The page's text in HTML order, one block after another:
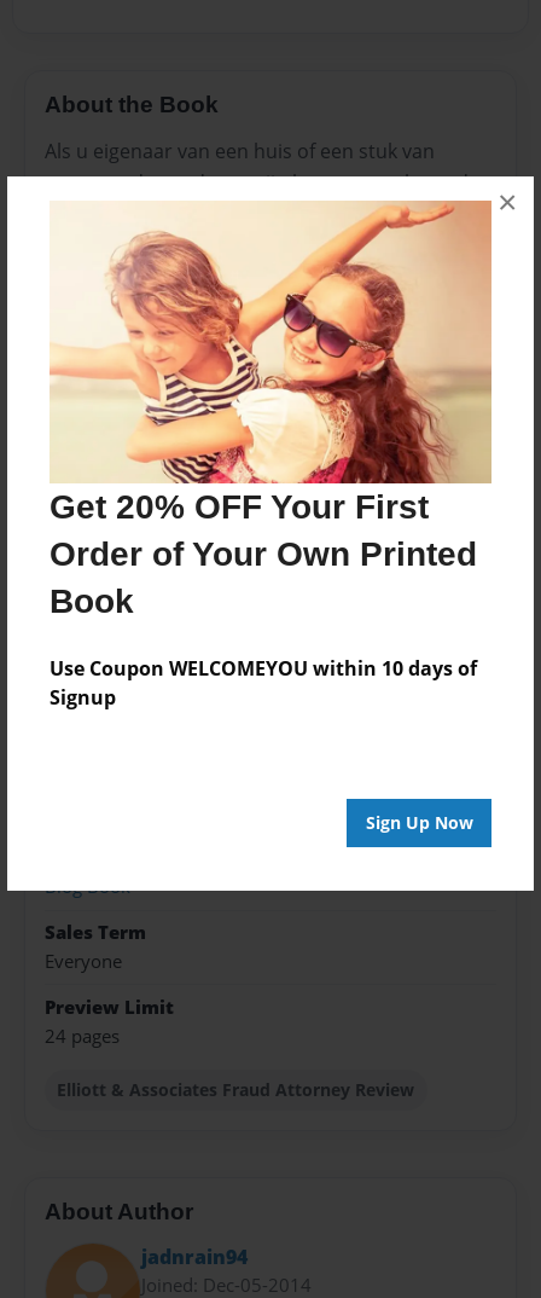
Get 20% OFF Your First
Order of Your Own Printed
Book
Use Coupon WELCOMEYOU within 10 days of
Signup
Sign Up Now
×
About the Book
Als u eigenaar van een huis of een stuk van
onroerende goederen, zijn kansen, u zult worden
omgaan met belastingen van het bezit op een
gegeven moment. Maar als je net als de meeste
mensen, zou je de neiging om te betalen wat is
opgenomen in de fiscale factuur niet wetende dat
het overpriced kon worden. Voor een
spoedcursus over de basisprincipes van hoe
onroerende voorheffing wordt berekend, lees
net op hier of ga naar Elliott & Associates Tax
Lawyer herziening.
Features & Details
Created
Published
Dec-05-2014
Blog Book
Sales Term
Everyone
Preview Limit
24 pages
Elliott & Associates Fraud Attorney Review
About Author
jadnrain94
Joined: Dec-05-2014